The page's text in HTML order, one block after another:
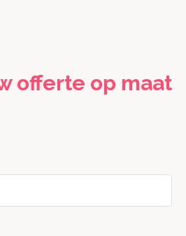
offerte op maat